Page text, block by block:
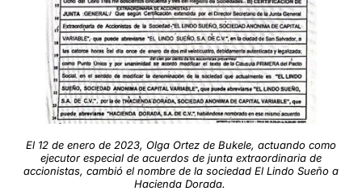
El 12 de enero de 2023, Olga Ortez de Bukele, actuando como
ejecutor especial de acuerdos de junta extraordinaria de
accionistas, cambió el nombre de la sociedad El Lindo Sueño a
Hacienda Dorada.